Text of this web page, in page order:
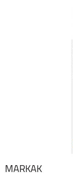
MÁRKÁK